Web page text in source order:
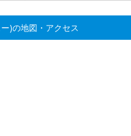
)の地図・アクセス